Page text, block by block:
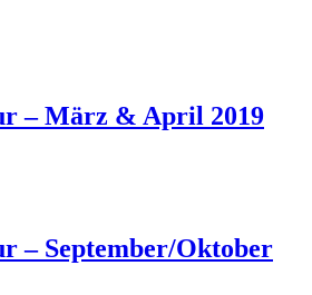
– März & April 2019
– September/Oktober